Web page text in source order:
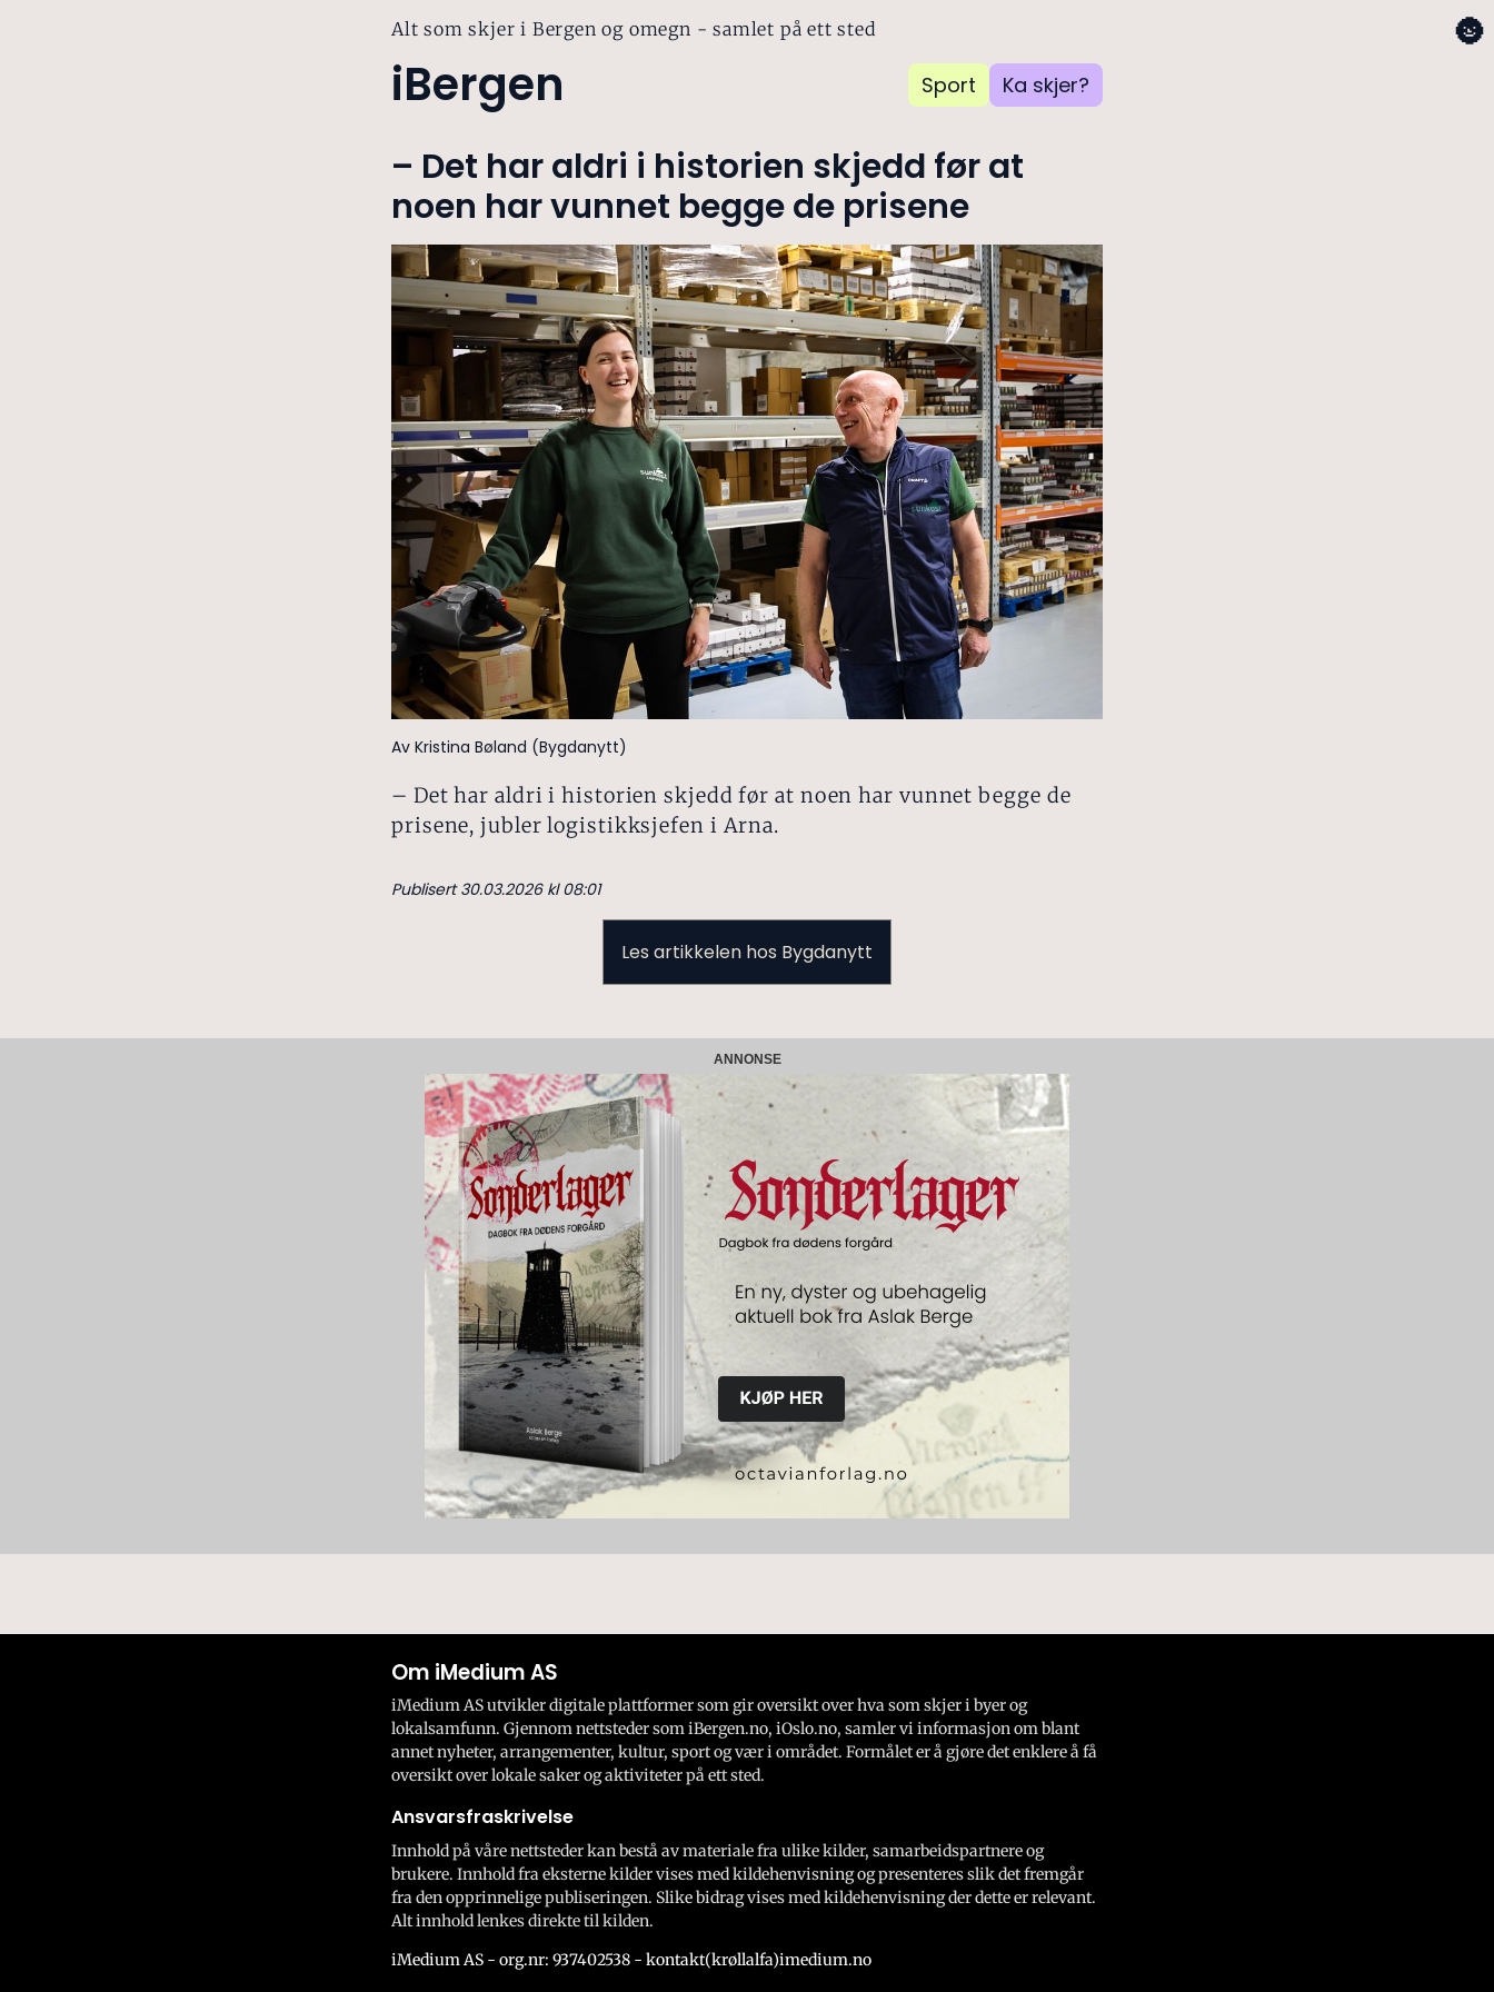
Alt som skjer i Bergen og omegn - samlet på ett sted
iBergen Sport Ka skjer?
🌚
– Det har aldri i historien skjedd før at
noen har vunnet begge de prisene
Av Kristina Bøland (Bygdanytt)
– Det har aldri i historien skjedd før at noen har vunnet begge de
prisene, jubler logistikksjefen i Arna.
Publisert 30.03.2026 kl 08:01
Les artikkelen hos Bygdanytt
ANNONSE
Om iMedium AS
iMedium AS utvikler digitale plattformer som gir oversikt over hva som skjer i byer og
lokalsamfunn. Gjennom nettsteder som iBergen.no, iOslo.no, samler vi informasjon om blant
annet nyheter, arrangementer, kultur, sport og vær i området. Formålet er å gjøre det enklere å få
oversikt over lokale saker og aktiviteter på ett sted.
Ansvarsfraskrivelse
Innhold på våre nettsteder kan bestå av materiale fra ulike kilder, samarbeidspartnere og
brukere. Innhold fra eksterne kilder vises med kildehenvisning og presenteres slik det fremgår
fra den opprinnelige publiseringen. Slike bidrag vises med kildehenvisning der dette er relevant.
Alt innhold lenkes direkte til kilden.
iMedium AS - org.nr: 937402538 - kontakt(krøllalfa)imedium.no